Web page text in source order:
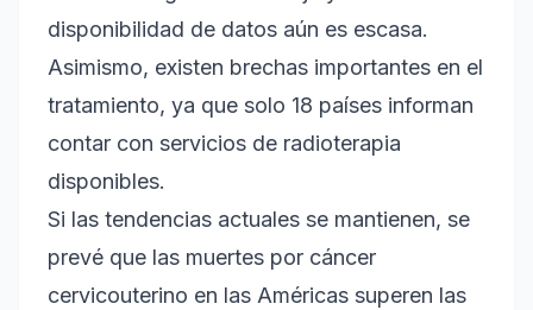
disponibilidad de datos aún es escasa.
Asimismo, existen brechas importantes en el
tratamiento, ya que solo 18 países informan
contar con servicios de radioterapia
disponibles.
Si las tendencias actuales se mantienen, se
prevé que las muertes por cáncer
cervicouterino en las Américas superen las